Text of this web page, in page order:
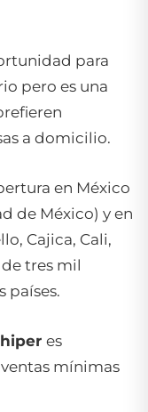
para
pero es una
a domicilio.
en México
de México) y en
Cajica, Cali,
tres mil
países.
es
mínimas